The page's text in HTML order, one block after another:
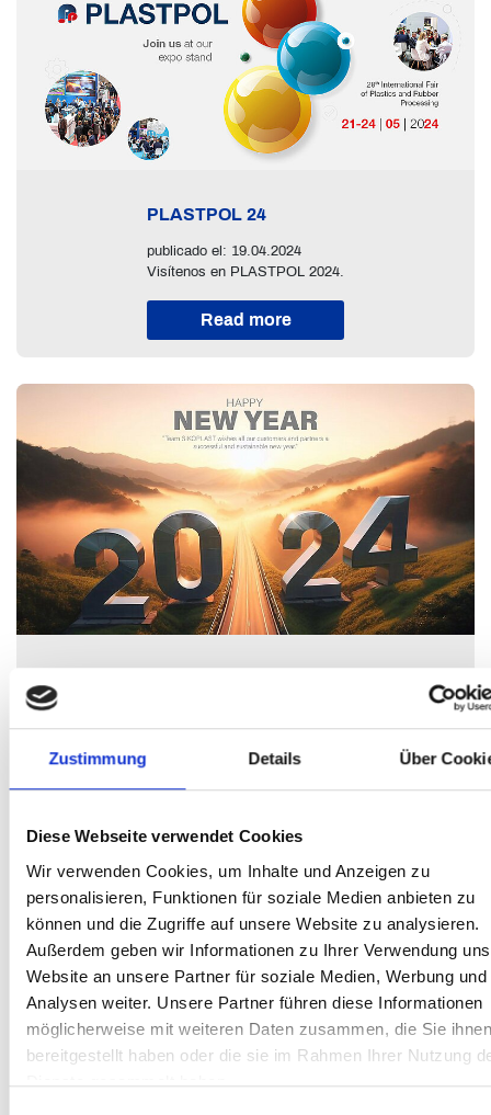
Zustimmung Details Über
Diese Webseite verwendet Cookies
Wir verwenden Cookies, um Inhalte und Anzeigen zu
personalisieren, Funktionen für soziale Medien anbieten zu
können und die Zugriffe auf unsere Website zu analysieren.
Außerdem geben wir Informationen zu Ihrer Verwendung
Website an unsere Partner für soziale Medien, Werbung und
Analysen weiter. Unsere Partner führen diese Informationen
möglicherweise mit weiteren Daten zusammen, die Sie ihnen
bereitgestellt haben oder die sie im Rahmen Ihrer Nutzung
Dienste gesammelt haben.
PLASTPOL 24
publicado el: 19.04.2024
Visítenos en PLASTPOL 2024.
Read more
publicado el: 02.01.2024
expectación.